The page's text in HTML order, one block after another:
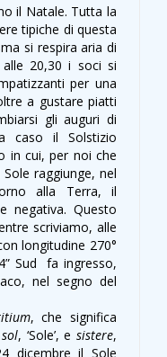
il Natale. Tutta la
tipiche di questa
si respira aria di
alle 20,30 i soci si
per una
a gustare piatti
gli auguri di
caso il Solstizio
in cui, per noi che
raggiunge, nel
alla Terra, il
negativa. Questo
scriviamo, alle
longitudine 270°
Sud fa ingresso,
nel segno del
, che significa
sol, ‘Sole’, esistere,
dicembre il Sole